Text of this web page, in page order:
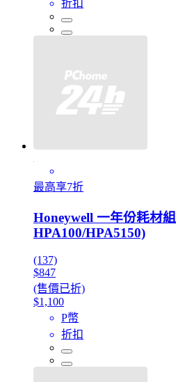
折扣
最高享7折
Honeywell 一年份耗材
HPA100/HPA5150)
(137)
$847
(售價已折)
$1,100
P幣
折扣